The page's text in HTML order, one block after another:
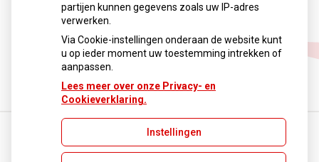
Lees het hele artikel op: Nationale zorggids
Publicatiedatum:17-12-2025
Terug naar overzicht
partijen kunnen gegevens zoals uw IP-adres
verwerken.
Via Cookie-instellingen onderaan de website kunt
u op ieder moment uw toestemming intrekken of
aanpassen.
Lees meer over onze Privacy- en
Cookieverklaring.
Instellingen